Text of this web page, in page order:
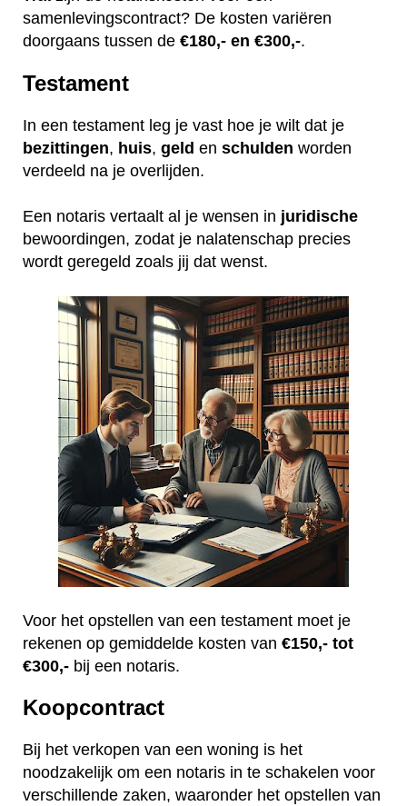
samenlevingscontract? De kosten variëren
doorgaans tussen de €180,- en €300,-.
Testament
In een testament leg je vast hoe je wilt dat je
bezittingen, huis, geld en schulden worden
verdeeld na je overlijden.
Een notaris vertaalt al je wensen in juridische
bewoordingen, zodat je nalatenschap precies
wordt geregeld zoals jij dat wenst.
Voor het opstellen van een testament moet je
rekenen op gemiddelde kosten van €150,- tot
€300,- bij een notaris.
Koopcontract
Bij het verkopen van een woning is het
noodzakelijk om een notaris in te schakelen voor
verschillende zaken, waaronder het opstellen van